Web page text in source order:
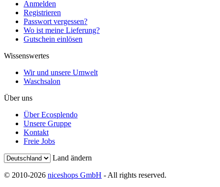
Anmelden
Registrieren
Passwort vergessen?
Wo ist meine Lieferung?
Gutschein einlösen
Wissenswertes
Wir und unsere Umwelt
Waschsalon
Über uns
Über Ecosplendo
Unsere Gruppe
Kontakt
Freie Jobs
Land ändern
© 2010-2026 niceshops GmbH - All rights reserved.